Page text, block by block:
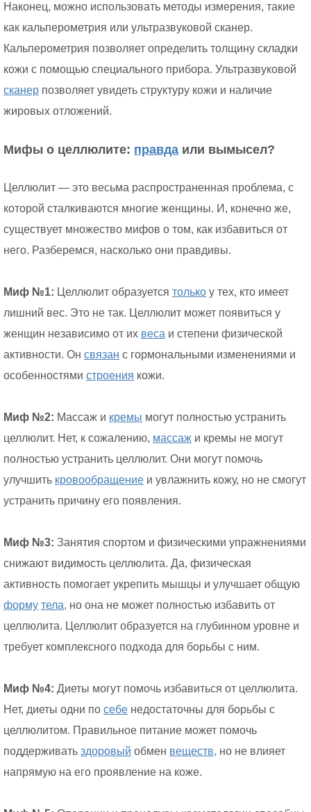
Наконец, можно использовать методы измерения, такие
как кальперометрия или ультразвуковой сканер.
Кальперометрия позволяет определить толщину складки
кожи с помощью специального прибора. Ультразвуковой
сканер позволяет увидеть структуру кожи и наличие
жировых отложений.
Мифы о целлюлите: правда или вымысел?
Целлюлит — это весьма распространенная проблема, с
которой сталкиваются многие женщины. И, конечно же,
существует множество мифов о том, как избавиться от
него. Разберемся, насколько они правдивы.
Миф №1: Целлюлит образуется только у тех, кто имеет
лишний вес. Это не так. Целлюлит может появиться у
женщин независимо от их веса и степени физической
активности. Он связан с гормональными изменениями и
особенностями строения кожи.
Миф №2: Массаж и кремы могут полностью устранить
целлюлит. Нет, к сожалению, массаж и кремы не могут
полностью устранить целлюлит. Они могут помочь
улучшить кровообращение и увлажнить кожу, но не смогут
устранить причину его появления.
Миф №3: Занятия спортом и физическими упражнениями
снижают видимость целлюлита. Да, физическая
активность помогает укрепить мышцы и улучшает общую
форму тела, но она не может полностью избавить от
целлюлита. Целлюлит образуется на глубинном уровне и
требует комплексного подхода для борьбы с ним.
Миф №4: Диеты могут помочь избавиться от целлюлита.
Нет, диеты одни по себе недостаточны для борьбы с
целлюлитом. Правильное питание может помочь
поддерживать здоровый обмен веществ, но не влияет
напрямую на его проявление на коже.